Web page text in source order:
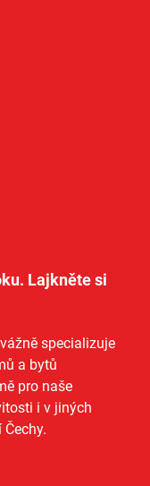
Lajkněte si
specializuje
a bytů
pro naše
i v jiných